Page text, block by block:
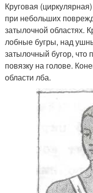
Круговая
при небольших
затылочной областях.
лобные бугры, над
затылочный бугор, что
повязку на голове.
области лба.